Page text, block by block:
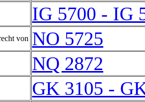
IG 5700 - IG
von NO 5725
NQ 2872
GK 3105 -